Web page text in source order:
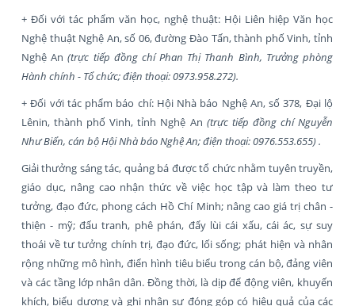
+ Đối với tác phẩm văn học, nghệ thuật: Hội Liên hiệp Văn học
Nghệ thuật Nghệ An, số 06, đường Đào Tấn, thành phố Vinh, tỉnh
Nghệ An(trực tiếp đồng chí Phan Thị Thanh Bình, Trưởng phòng
Hành chính - Tổ chức; điện thoại: 0973.958.272).
+ Đối với tác phẩm báo chí: Hội Nhà báo Nghệ An, số 378, Đại lộ
Lênin, thành phố Vinh, tỉnh Nghệ An (trực tiếp đồng chí Nguyễn
Như Biển, cán bộ Hội Nhà báo Nghệ An; điện thoại: 0976.553.655).
Giải thưởng sáng tác, quảng bá được tổ chức nhằm tuyên truyền,
giáo dục, nâng cao nhận thức về việc học tập và làm theo tư
tưởng, đạo đức, phong cách Hồ Chí Minh; nâng cao giá trị chân -
thiện - mỹ; đấu tranh, phê phán, đẩy lùi cái xấu, cái ác, sự suy
thoái về tư tưởng chính trị, đạo đức, lối sống; phát hiện và nhân
rộng những mô hình, điển hình tiêu biểu trong cán bộ, đảng viên
và các tầng lớp nhân dân. Đồng thời, là dịp để động viên, khuyến
khích, biểu dương và ghi nhận sự đóng góp có hiệu quả của các